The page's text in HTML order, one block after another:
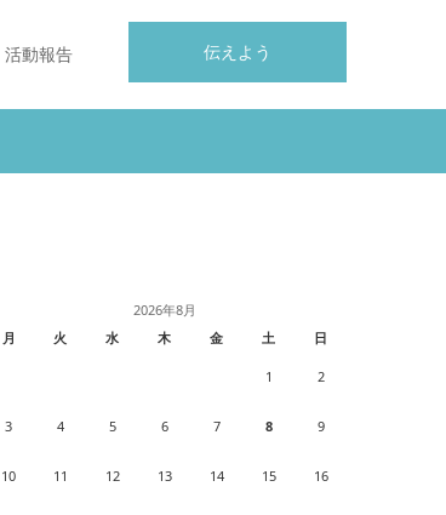
伝えよう
活動報告
2026年8月
月
火 水 木 金 土 日
1 2
3 4 5 6 7 8 9
10 11 12 13 14 15 16